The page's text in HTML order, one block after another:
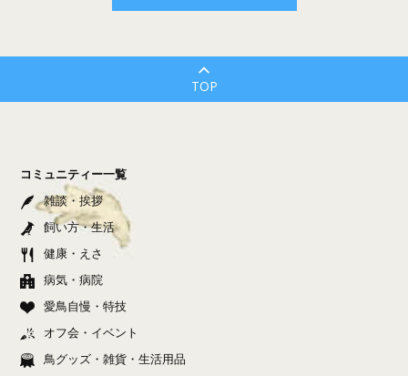
TOP
コミュニティー一覧
雑談・挨拶
飼い方・生活
健康・えさ
病気・病院
愛鳥自慢・特技
オフ会・イベント
鳥グッズ・雑貨・生活用品